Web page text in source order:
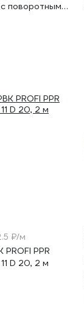
поворотным
₽/м
PPR
D 20, 2 м